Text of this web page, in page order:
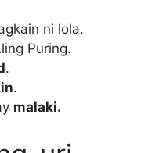
ni lola.
Puring.
.
.
malaki.